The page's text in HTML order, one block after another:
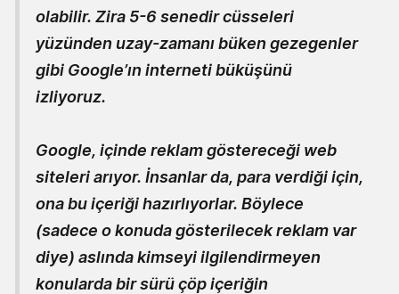
olabilir. Zira 5-6 senedir cüsseleri
yüzünden uzay-zamanı büken gezegenler
gibi Google’ın interneti büküşünü
izliyoruz.
Google, içinde reklam göstereceği web
siteleri arıyor. İnsanlar da, para verdiği için,
ona bu içeriği hazırlıyorlar. Böylece
(sadece o konuda gösterilecek reklam var
diye) aslında kimseyi ilgilendirmeyen
konularda bir sürü çöp içeriğin